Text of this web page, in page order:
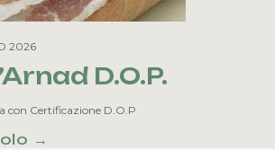
2026
D.O.P.
con Certificazione D.O.P
→